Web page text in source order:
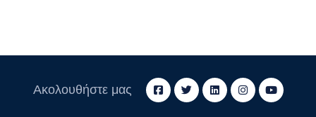
Ακολουθήστε μας